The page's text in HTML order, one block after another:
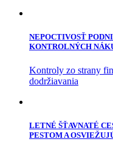
NEPOCTIVOSŤ
KONTROLNÝCH
Kontroly zo strany
dodržiavania
LETNÉ ŠŤAVNATÉ
PESTOM A